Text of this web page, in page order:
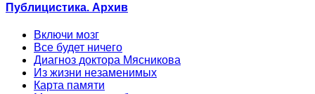
Публицистика. Архив
Включи мозг
Все будет ничего
Диагноз доктора Мясникова
Из жизни незаменимых
Карта памяти